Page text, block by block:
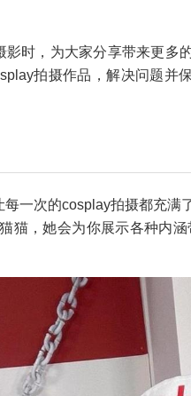
影时，为大家分享带来更多
拍摄作品，解决问题并
一次的cosplay拍摄都充满
猫，她会为你展示各种内